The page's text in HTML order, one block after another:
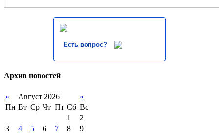
Есть вопрос?
Архив новостей
« Август 2026
»
Пн Вт Ср Чт Пт Сб Вс
1
2
3
4 5 6 7 8
9